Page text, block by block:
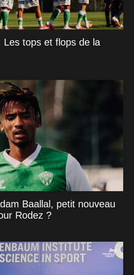
Les tops et flops de la
Baallal, petit nouveau
Rodez ?